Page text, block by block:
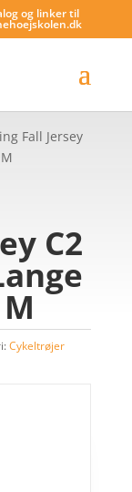
og linker til
Fall Jersey
C2
Cykeltrøjer